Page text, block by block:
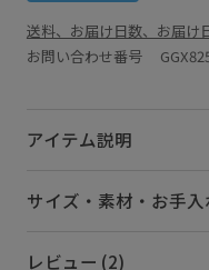
送料、お届け日数、お届け
お問い合わせ番号
アイテム説明
サイズ・素材・お手
レビュー (2)